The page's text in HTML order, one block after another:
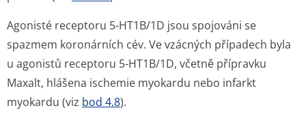
Agonisté receptoru 5-HT1B/1D jsou spojováni se
spazmem koronárních cév. Ve vzácných případech byla
u agonistů receptoru 5-HT1B/1D, včetně přípravku
Maxalt, hlášena ischemie myokardu nebo infarkt
myokardu (viz bod 4.8).